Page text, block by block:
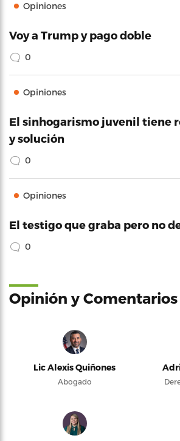
Opiniones
Voy a Trump y pago doble
0
Opiniones
El sinhogarismo juvenil tiene
y solución
0
Opiniones
El testigo que graba pero no
0
Opinión y Comentarios
Lic Alexis Quiñones
Abogado